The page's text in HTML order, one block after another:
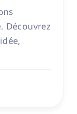
Découvrez